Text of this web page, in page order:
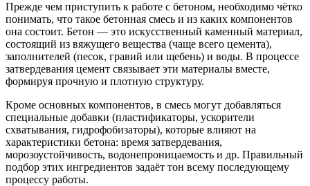
Прежде чем приступить к работе с бетоном, необходимо чётко
понимать, что такое бетонная смесь и из каких компонентов
она состоит. Бетон — это искусственный каменный материал,
состоящий из вяжущего вещества (чаще всего цемента),
заполнителей (песок, гравий или щебень) и воды. В процессе
затвердевания цемент связывает эти материалы вместе,
формируя прочную и плотную структуру.
Кроме основных компонентов, в смесь могут добавляться
специальные добавки (пластификаторы, ускорители
схватывания, гидрофобизаторы), которые влияют на
характеристики бетона: время затвердевания,
морозоустойчивость, водонепроницаемость и др. Правильный
подбор этих ингредиентов задаёт тон всему последующему
процессу работы.